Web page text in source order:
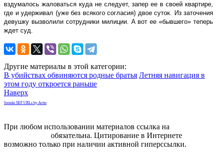
вздумалось жаловаться куда не следует, запер ее в своей квартире,
где и удерживал (уже без всякого согласия) двое суток. Из заточения
девушку вызволили сотрудники милиции. А вот ее «бывшего» теперь
ждет суд.
Другие материалы в этой категории:
В убийствах обвиняются родные братья Летняя навигация в
этом году откроется раньше
Наверх
Joomla SEF URLs by Artio
При любом использовании материалов ссылка на
обязательна. Цитирование в Интернете
возможно только при наличии активной гиперссылки.